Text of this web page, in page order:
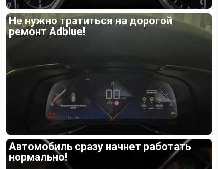
Не нужно тратиться на дорогой
ремонт Adblue!
Автомобиль сразу начнет работать
нормально!